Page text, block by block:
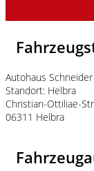
Autohaus
Standort: Helbra
Christian-Ottiliae-
06311 Helbra